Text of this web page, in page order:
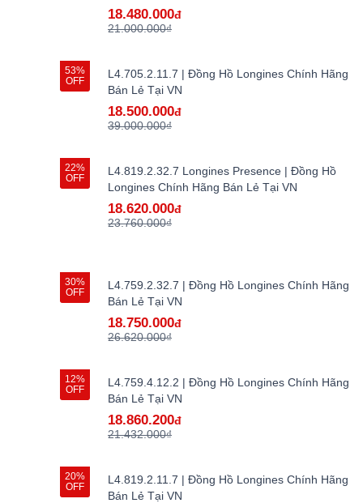
18.480.000đ
21.000.000₫
53%
OFF
L4.705.2.11.7 | Đồng Hồ Longines Chính Hãng
Bán Lẻ Tại VN
18.500.000đ
39.000.000₫
22%
OFF
L4.819.2.32.7 Longines Presence | Đồng Hồ
Longines Chính Hãng Bán Lẻ Tại VN
18.620.000đ
23.760.000₫
30%
OFF
L4.759.2.32.7 | Đồng Hồ Longines Chính Hãng
Bán Lẻ Tại VN
18.750.000đ
26.620.000₫
12%
OFF
L4.759.4.12.2 | Đồng Hồ Longines Chính Hãng
Bán Lẻ Tại VN
18.860.200đ
21.432.000₫
20%
OFF
L4.819.2.11.7 | Đồng Hồ Longines Chính Hãng
Bán Lẻ Tại VN